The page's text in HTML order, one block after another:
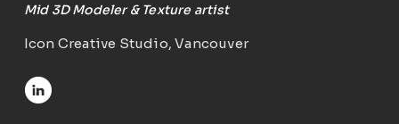
Mid 3D Modeler & Texture artist
Icon Creative Studio, Vancouver